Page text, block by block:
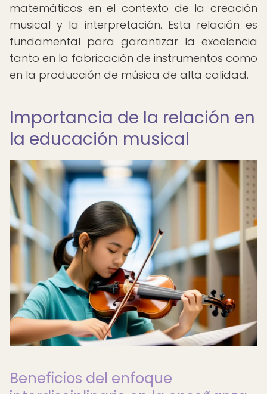
matemáticos en el contexto de la creación
musical y la interpretación. Esta relación es
fundamental para garantizar la excelencia
tanto en la fabricación de instrumentos como
en la producción de música de alta calidad.
Importancia de la relación en
la educación musical
Beneficios del enfoque